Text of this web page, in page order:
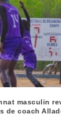
masculin
de coach